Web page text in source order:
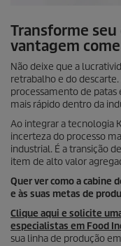
Transforme
vantagem
Não deixe que a
retrabalho e do
processamento de
mais rápido dentro da
Ao integrar a tecnologia
incerteza do processo
industrial. É a transição
item de alto valor
Quer ver como a cabine
e às suas metas de
Clique aqui e solicite
especialistas em Food
sua linha de produção